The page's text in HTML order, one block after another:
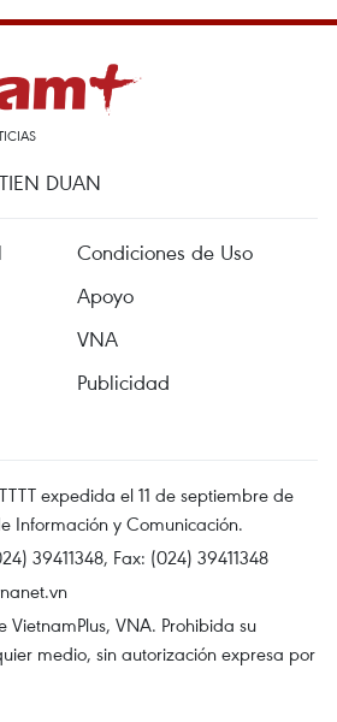
DUAN
Condiciones de Uso
Apoyo
VNA
Publicidad
expedida el 11 de septiembre de
Información y Comunicación.
39411348, Fax: (024) 39411348
VNA. Prohibida su
medio, sin autorización expresa por